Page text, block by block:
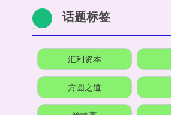
话题标签
汇利资本
方圆之道